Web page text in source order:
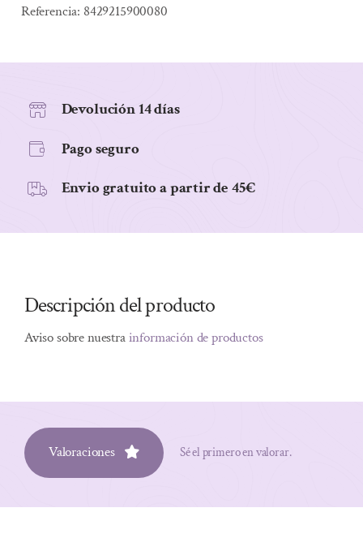
VAINILLA
cantidad
Referencia: 8429215900080
Devolución 14 días
Pago seguro
Envio gratuito a partir de 45€
Descripción del producto
Aviso sobre nuestrainformación de productos
Valoraciones Sé el primero en valorar.